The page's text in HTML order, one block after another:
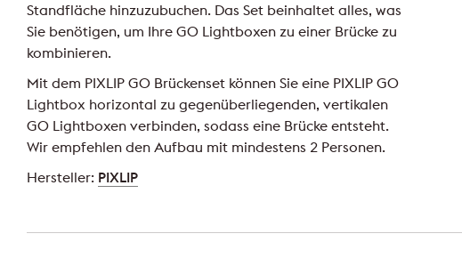
Standfläche hinzuzubuchen. Das Set beinhaltet alles, was
Sie benötigen, um Ihre GO Lightboxen zu einer Brücke zu
kombinieren.
Mit dem PIXLIP GO Brückenset können Sie eine PIXLIP GO
Lightbox horizontal zu gegenüberliegenden, vertikalen
GO Lightboxen verbinden, sodass eine Brücke entsteht.
Wir empfehlen den Aufbau mit mindestens 2 Personen.
Hersteller: PIXLIP